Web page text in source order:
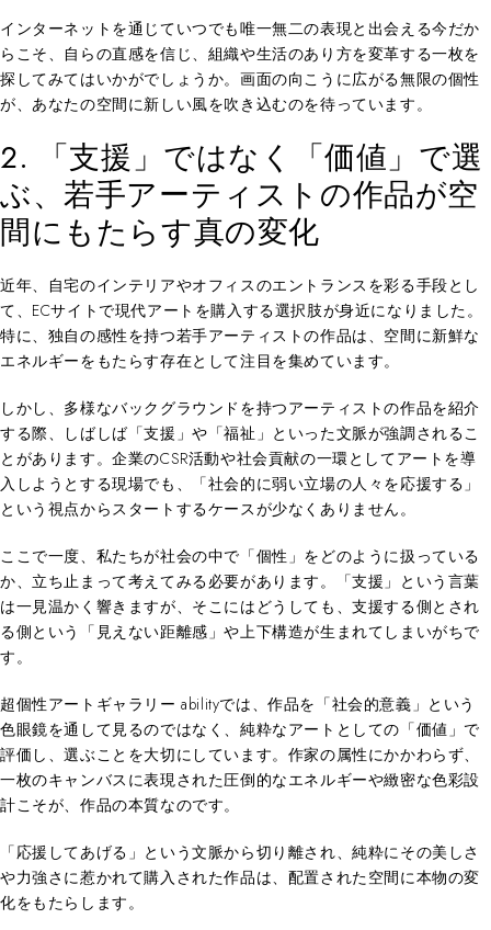
インターネットを通じていつでも唯一無二の表現と出会える今だか
らこそ、自らの直感を信じ、組織や生活のあり方を変革する一枚を
探してみてはいかがでしょうか。画面の向こうに広がる無限の個性
が、あなたの空間に新しい風を吹き込むのを待っています。
2. 「支援」ではなく「価値」で選
ぶ、若手アーティストの作品が空
間にもたらす真の変化
近年、自宅のインテリアやオフィスのエントランスを彩る手段とし
て、ECサイトで現代アートを購入する選択肢が身近になりました。
特に、独自の感性を持つ若手アーティストの作品は、空間に新鮮な
エネルギーをもたらす存在として注目を集めています。
しかし、多様なバックグラウンドを持つアーティストの作品を紹介
する際、しばしば「支援」や「福祉」といった文脈が強調されるこ
とがあります。企業のCSR活動や社会貢献の一環としてアートを導
入しようとする現場でも、「社会的に弱い立場の人々を応援する」
という視点からスタートするケースが少なくありません。
ここで一度、私たちが社会の中で「個性」をどのように扱っている
か、立ち止まって考えてみる必要があります。「支援」という言葉
は一見温かく響きますが、そこにはどうしても、支援する側とされ
る側という「見えない距離感」や上下構造が生まれてしまいがちで
す。
超個性アートギャラリー abilityでは、作品を「社会的意義」という
色眼鏡を通して見るのではなく、純粋なアートとしての「価値」で
評価し、選ぶことを大切にしています。作家の属性にかかわらず、
一枚のキャンバスに表現された圧倒的なエネルギーや緻密な色彩設
計こそが、作品の本質なのです。
「応援してあげる」という文脈から切り離され、純粋にその美しさ
や力強さに惹かれて購入された作品は、配置された空間に本物の変
化をもたらします。